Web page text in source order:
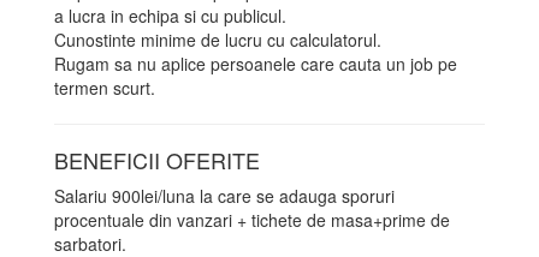
a lucra in echipa si cu publicul.
Cunostinte minime de lucru cu calculatorul.
Rugam sa nu aplice persoanele care cauta un job pe
termen scurt.
BENEFICII OFERITE
Salariu 900lei/luna la care se adauga sporuri
procentuale din vanzari + tichete de masa+prime de
sarbatori.